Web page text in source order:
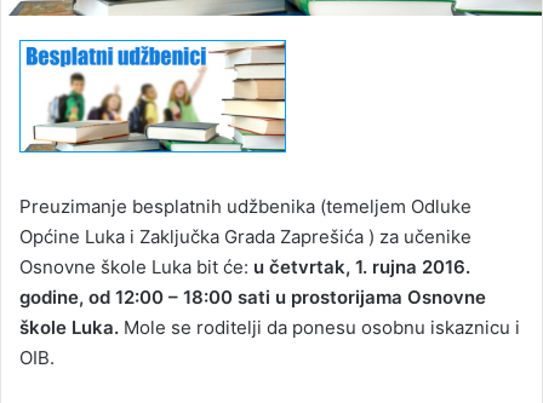
Preuzimanje besplatnih udžbenika (temeljem Odluke
Općine Luka i Zaključka Grada Zaprešića ) za učenike
Osnovne škole Luka bit će: u četvrtak, 1. rujna 2016.
godine, od 12:00 – 18:00 sati u prostorijama Osnovne
škole Luka. Mole se roditelji da ponesu osobnu iskaznicu i
OIB.